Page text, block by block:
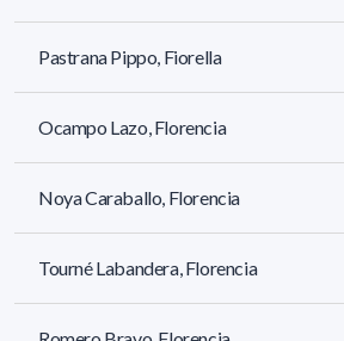
Pastrana Pippo, Fiorella
Ocampo Lazo, Florencia
Noya Caraballo, Florencia
Tourné Labandera, Florencia